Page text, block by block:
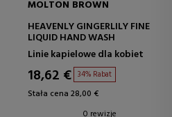
MOLTON BROWN
HEAVENLY GINGERLILY FINE
LIQUID HAND WASH
Linie kapielowe dla kobiet
18,62 € 34% Rabat
Stała cena 28,00 €
0 rewizje